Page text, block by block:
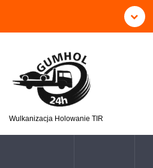
Wulkanizacja Holowanie TIR